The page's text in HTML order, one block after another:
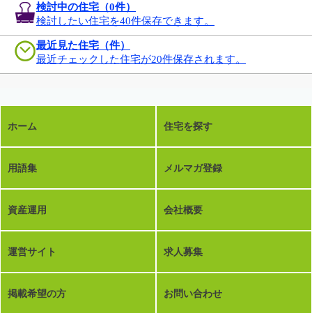
検討中の住宅（0件）
検討したい住宅を40件保存できます。
最近見た住宅（件）
最近チェックした住宅が20件保存されます。
ホーム 住宅を探す
用語集 メルマガ登録
資産運用 会社概要
運営サイト 求人募集
掲載希望の方 お問い合わせ